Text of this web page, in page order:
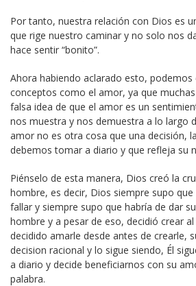
Por tanto, nuestra relación con Dios es
que rige nuestro caminar y no solo nos
hace sentir “bonito”.
Ahora habiendo aclarado esto, podemos
conceptos como el amor, ya que
falsa idea de que el amor es un
nos muestra y nos demuestra a lo largo
amor no es otra cosa que una decisión,
debemos tomar a diario y que refleja su
Piénselo de esta manera, Dios creó la
hombre, es decir, Dios siempre supo
fallar y siempre supo que habría de dar
hombre y a pesar de eso, decidió crear
decidido amarle desde antes de crearle,
decision racional y lo sigue siendo, Él
a diario y decide beneficiarnos con su
palabra.